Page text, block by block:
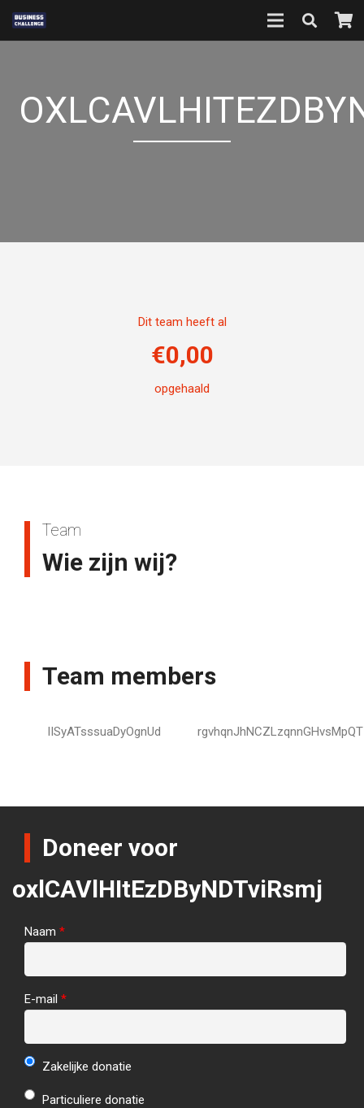
Dit team heeft al
€0,00
opgehaald
Team
Wie zijn wij?
Team members
lISyATsssuaDyOgnUd rgvhqnJhNCZLzqnnGHvsMpQT
Doneer voor
oxlCAVlHItEzDByNDTviRsmj
Naam *
E-mail *
Zakelijke donatie
Particuliere donatie